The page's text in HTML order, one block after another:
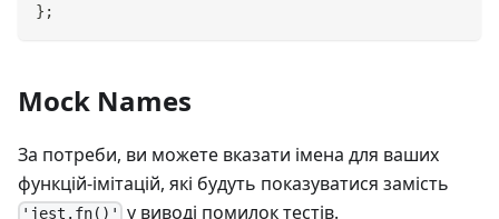
} ;
Mock Names
За потреби, ви можете вказати імена для ваших
функцій-імітацій, які будуть показуватися замість
'jest.fn()'
у виводі помилок тестів.